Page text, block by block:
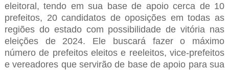
eleitoral, tendo em sua base de apoio cerca de 10
prefeitos, 20 candidatos de oposições em todas as
regiões do estado com possibilidade de vitória nas
eleições de 2024. Ele buscará fazer o máximo
número de prefeitos eleitos e reeleitos, vice-prefeitos
e vereadores que servirão de base de apoio para sua